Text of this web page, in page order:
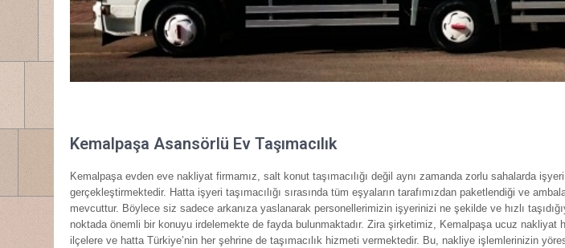
Kemalpaşa Asansörlü Ev Taşımacılık
Kemalpaşa evden eve nakliyat firmamız, salt konut taşımacılığı değil aynı zamanda zorlu sahalarda işyeri
gerçekleştirmektedir. Hatta işyeri taşımacılığı sırasında tüm eşyaların tarafımızdan paketlendiği ve
mevcuttur. Böylece siz sadece arkanıza yaslanarak personellerimizin işyerinizi ne şekilde ve hızlı
noktada önemli bir konuyu irdelemekte de fayda bulunmaktadır. Zira şirketimiz, Kemalpaşa ucuz nakliyat
ilçelere ve hatta Türkiye’nin her şehrine de taşımacılık hizmeti vermektedir. Bu, nakliye işlemlerinizin